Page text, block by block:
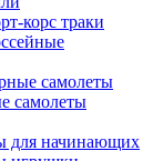
корс траки
самолеты
самолеты
для начинающих